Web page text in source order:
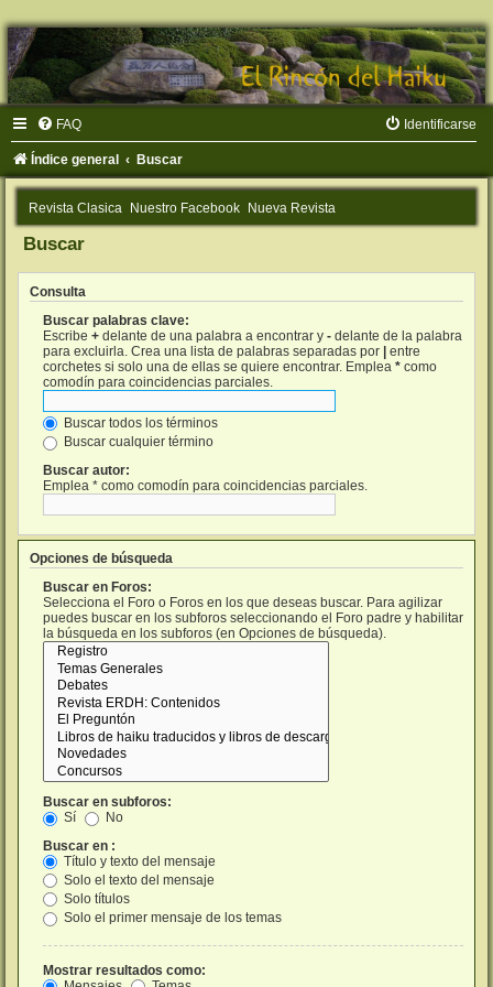
FAQ Identificarse
Índice general Buscar
Revista Clasica Nuestro Facebook Nueva Revista
Buscar
Consulta
Buscar palabras clave:
Escribe + delante de una palabra a encontrar y - delante de la palabra
para excluirla. Crea una lista de palabras separadas por
entre
corchetes si solo una de ellas se quiere encontrar. Emplea * como
comodín para coincidencias parciales.
Buscar todos los términos
Buscar cualquier término
Buscar autor:
Emplea * como comodín para coincidencias parciales.
Opciones de búsqueda
Buscar en Foros:
Selecciona el Foro o Foros en los que deseas buscar. Para agilizar
puedes buscar en los subforos seleccionando el Foro padre y habilitar
la búsqueda en los subforos (en Opciones de búsqueda).
Buscar en subforos:
Sí
No
Buscar en :
Título y texto del mensaje
Solo el texto del mensaje
Solo títulos
Solo el primer mensaje de los temas
Mostrar resultados como: